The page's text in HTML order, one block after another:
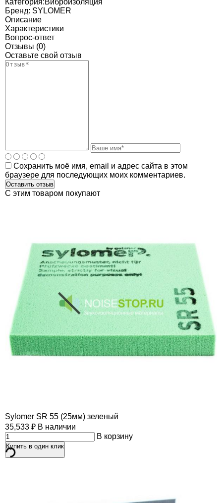
Категория:Виброизоляция
Бренд: SYLOMER
Описание
Характеристики
Вопрос-ответ
Отзывы (0)
Оставьте свой отзыв
Сохранить моё имя, email и адрес сайта в этом
браузере для последующих моих комментариев.
C этим товаром покупают
Sylomer SR 55 (25мм) зеленый
35,533 ₽ В наличии
В корзину
Купить в один клик